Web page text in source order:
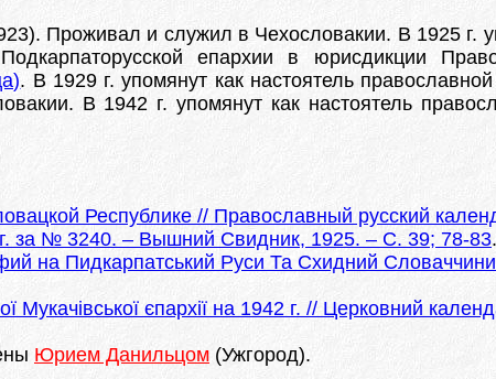
Проживал и служил в Чехословакии. В 1925 г.
епархии в юрисдикции
. В 1929 г. упомянут как настоятель
В 1942 г. упомянут как настоятель
Республике // Православный русский
за № 3240. – Вышний Свидник, 1925. – С. 39; 78-83.
на Пидкарпатський Руси Та Схидний
Мукачівської єпархії на 1942 г. // Церковний
Юрием Данильцом (Ужгород).